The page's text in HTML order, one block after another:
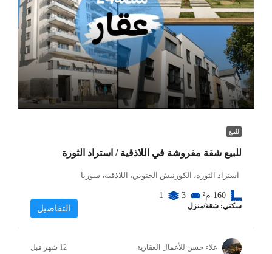
للبيع
للبيع شقة مفروشة في اللاذقية / استراد الثورة
استراد الثورة، الكورنيش الجنوبي، اللاذقية، سوريا
160 م² 3
1
سكني: شقة/منزل التفاصيل
علاء حسن للأعمال العقارية